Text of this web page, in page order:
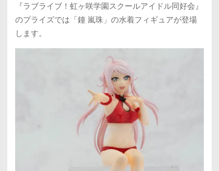
『ラブライブ！虹ヶ咲学園スクールアイドル同好会』
のプライズでは「鐘 嵐珠」の水着フィギュアが登場
します。